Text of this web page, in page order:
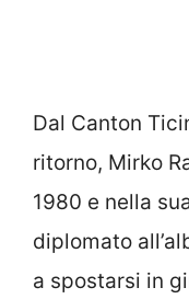
Dal Canton
ritorno, Mirko
1980 e nella
diplomato
a spostarsi in